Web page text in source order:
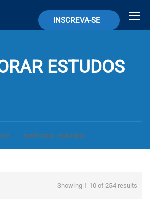
INSCREVA-SE
ESTUDOS
melhorar estudos
Showing 1-10 of 254 results